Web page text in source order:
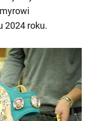
2024 roku.